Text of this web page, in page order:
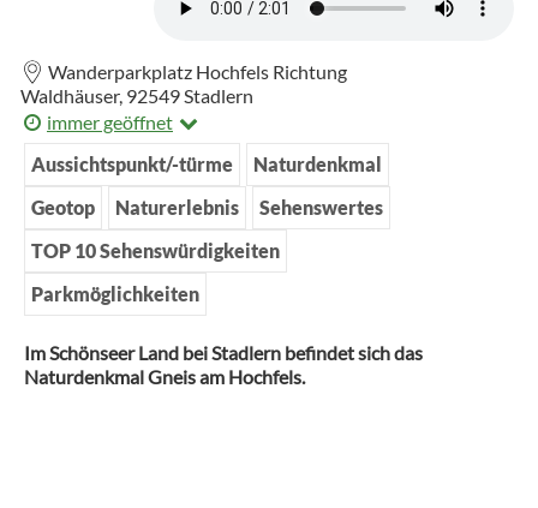
Wanderparkplatz Hochfels Richtung
Waldhäuser, 92549Stadlern
immer geöffnet
Aussichtspunkt/-türme
Naturdenkmal
Geotop
Naturerlebnis
Sehenswertes
TOP 10 Sehenswürdigkeiten
Parkmöglichkeiten
Im Schönseer Land bei Stadlern befindet sich das
Naturdenkmal Gneis am Hochfels.